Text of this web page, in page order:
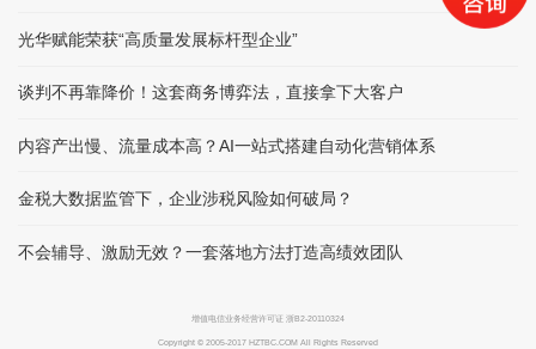
光华赋能荣获“高质量发展标杆型企业”
谈判不再靠降价！这套商务博弈法，直接拿下大客户
内容产出慢、流量成本高？AI一站式搭建自动化营销体系
金税大数据监管下，企业涉税风险如何破局？
不会辅导、激励无效？一套落地方法打造高绩效团队
增值电信业务经营许可证 浙B2-20110324
Copyright © 2005-2017 HZTBC.COM All Rights Reserved